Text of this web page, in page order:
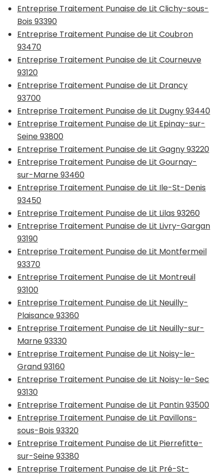
Entreprise Traitement Punaise de Lit Clichy-sous-
Bois 93390
Entreprise Traitement Punaise de Lit Coubron
93470
Entreprise Traitement Punaise de Lit Courneuve
93120
Entreprise Traitement Punaise de Lit Drancy
93700
Entreprise Traitement Punaise de Lit Dugny 93440
Entreprise Traitement Punaise de Lit Epinay-sur-
Seine 93800
Entreprise Traitement Punaise de Lit Gagny 93220
Entreprise Traitement Punaise de Lit Gournay-
sur-Marne 93460
Entreprise Traitement Punaise de Lit Ile-St-Denis
93450
Entreprise Traitement Punaise de Lit Lilas 93260
Entreprise Traitement Punaise de Lit Livry-Gargan
93190
Entreprise Traitement Punaise de Lit Montfermeil
93370
Entreprise Traitement Punaise de Lit Montreuil
93100
Entreprise Traitement Punaise de Lit Neuilly-
Plaisance 93360
Entreprise Traitement Punaise de Lit Neuilly-sur-
Marne 93330
Entreprise Traitement Punaise de Lit Noisy-le-
Grand 93160
Entreprise Traitement Punaise de Lit Noisy-le-Sec
93130
Entreprise Traitement Punaise de Lit Pantin 93500
Entreprise Traitement Punaise de Lit Pavillons-
sous-Bois 93320
Entreprise Traitement Punaise de Lit Pierrefitte-
sur-Seine 93380
Entreprise Traitement Punaise de Lit Pré-St-